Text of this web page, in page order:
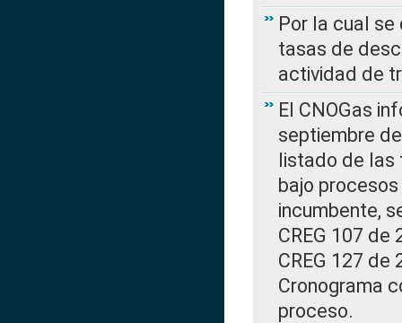
Por la cual
tasas de
actividad de
El CNOGas
septiembre
listado de las
bajo
incumbente,
CREG 107
CREG 127 de
Cronograma
proceso.